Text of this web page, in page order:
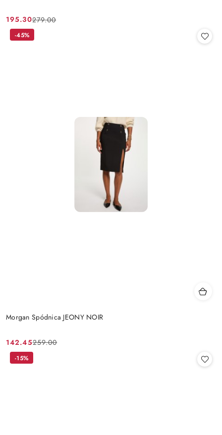
Cena
promocyjna:
195.30
Cena
przed
279.00
Morgan Spódnica JEONY NOIR
Cena
promocyjna:
142.45
Cena
przed
259.00
-45%
-15%